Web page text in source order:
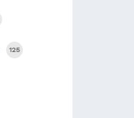
125